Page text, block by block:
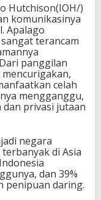
Hutchison(IOH/)
komunikasinya
Apalago
terancam
panggilan
celah
mengganggu,
privasi jutaan
negara
di Asia
dan 39%
penipuan daring.